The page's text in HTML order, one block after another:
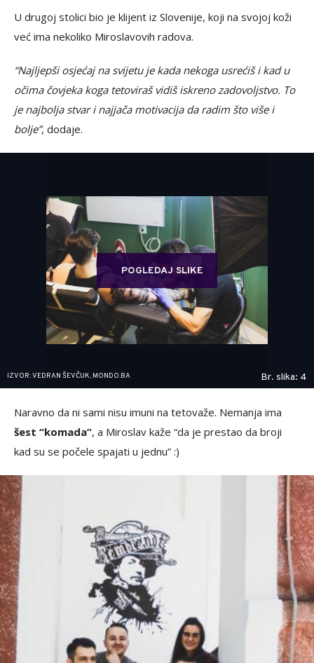
U drugoj stolici bio je klijent iz Slovenije, koji na svojoj koži
već ima nekoliko Miroslavovih radova.
“Najljepši osjećaj na svijetu je kada nekoga usrećiš i kad u
očima čovjeka koga tetoviraš vidiš iskreno zadovoljstvo. To
je najbolja stvar i najjača motivacija da radim što više i
bolje”, dodaje.
POGLEDAJ SLIKE
IZVOR: VEDRAN ŠEVČUK, MONDO.BA Br. slika: 4
Naravno da ni sami nisu imuni na tetovaže. Nemanja ima
šest “komada”, a Miroslav kaže “da je prestao da broji
kad su se počele spajati u jednu” :)